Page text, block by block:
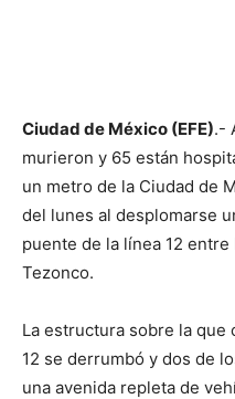
Ciudad de México (EFE).-
murieron y 65 están
un metro de la Ciudad de
del lunes al desplomarse
puente de la línea 12
Tezonco.
La estructura sobre la que
12 se derrumbó y dos de
una avenida repleta de